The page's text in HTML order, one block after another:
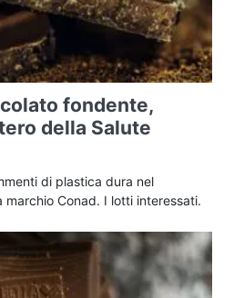
fondente,
della Salute
di plastica dura nel
Conad. I lotti interessati.